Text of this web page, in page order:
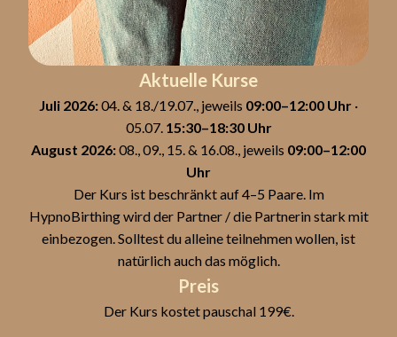
Aktuelle Kurse
Juli 2026:04. & 18./19.07., jeweils 09:00–12:00 Uhr ·
05.07. 15:30–18:30 Uhr
August 2026:08., 09., 15. & 16.08., jeweils 09:00–12:00
Uhr
Der Kurs ist beschränkt auf 4–5 Paare. Im
HypnoBirthing wird der Partner / die Partnerin stark mit
einbezogen. Solltest du alleine teilnehmen wollen, ist
natürlich auch das möglich.
Preis
Der Kurs kostet pauschal 199€.